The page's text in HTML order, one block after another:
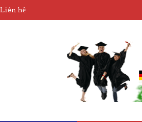
Liên hệ